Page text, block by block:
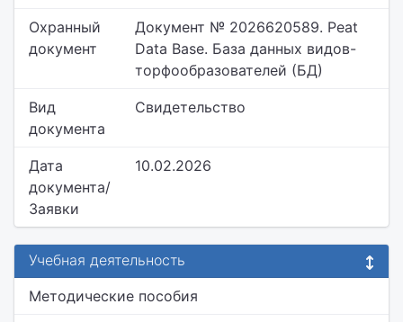
Охранный
документ
Документ № 2026620589. Peat
Data Base. База данных видов-
торфообразователей (БД)
Вид
документа
Свидетельство
Дата
документа/
Заявки
10.02.2026
Учебная деятельность
Методические пособия